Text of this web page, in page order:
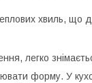
хвиль, що
легко
форму. У